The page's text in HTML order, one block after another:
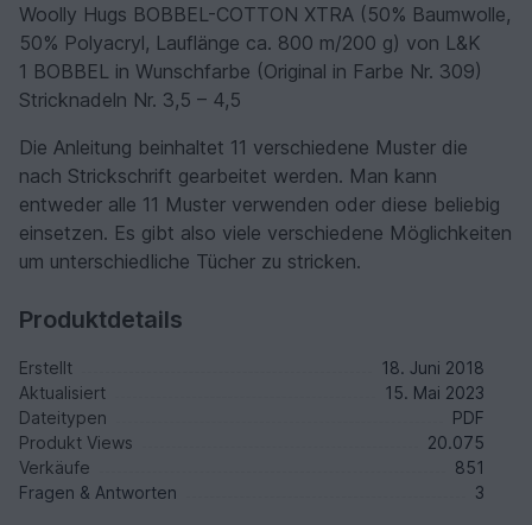
Woolly Hugs BOBBEL-COTTON XTRA (50% Baumwolle,
50% Polyacryl, Lauflänge ca. 800 m/200 g) von L&K
1 BOBBEL in Wunschfarbe (Original in Farbe Nr. 309)
Stricknadeln Nr. 3,5 – 4,5
Die Anleitung beinhaltet 11 verschiedene Muster die
nach Strickschrift gearbeitet werden. Man kann
entweder alle 11 Muster verwenden oder diese beliebig
einsetzen. Es gibt also viele verschiedene Möglichkeiten
um unterschiedliche Tücher zu stricken.
Produktdetails
Erstellt
18. Juni 2018
Aktualisiert
15. Mai 2023
Dateitypen
PDF
Produkt Views
20.075
Verkäufe
851
Fragen & Antworten
3